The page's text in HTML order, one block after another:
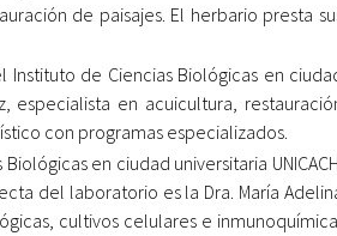
de paisajes. El herbario presta
de Ciencias Biológicas en
especialista en acuicultura,
con programas especializados.
en ciudad universitaria
del laboratorio es la Dra. María
cultivos celulares e